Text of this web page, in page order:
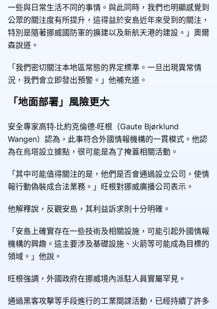
一些與日常生活不同的事情。與此同時，我們也明顯感覺到
公眾的關注度有所提升，這得益於安島近年來受到的關注，
特別是隨著挪威國防軍的擴建以及新航天港的建設。」奧爾
森說道。
「我們密切關注本地區常態的界定標準。一旦出現異常情
況，我們會立即發出預警。」他補充道。
「地面部署」 風險更大
安全專家高特‧比約克倫德‧旺根（Gaute Bjørklund
Wangen）認為，此事符合外國情報機構的一貫模式。他認
為在烏塔設立據點，很可能是為了掩蓋相關活動。
「其中可能值得關注的是，他們是否會通過設立公司，使情
報行動偽裝成合法業務。」旺根對挪威廣播公司表示。
他解釋說，反觀安島，其利益訴求則十分明確。
「安島上確實存在一些技術及相關設施，可能引起外國情報
機構的興趣。這主要涉及基礎設施、火箭等可能成為目標的
領域。」他說。
旺根強調，外國政府在挪威境內派駐人員實屬罕見。
通過黑客攻擊等手段進行的工業間諜活動，已經持續了許多